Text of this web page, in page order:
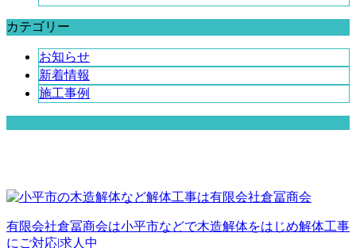
カテゴリー
お知らせ
新着情報
施工事例
有限会社倉冨商会は小平市などで木造解体をはじめ解体工事
にご対応|求人中